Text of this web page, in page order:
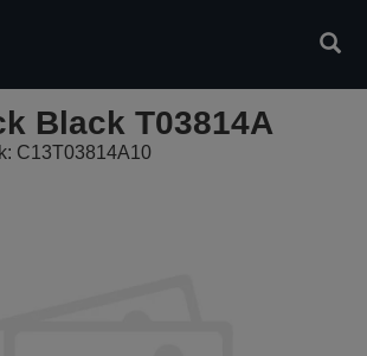
Black T03814A
C13T03814A10